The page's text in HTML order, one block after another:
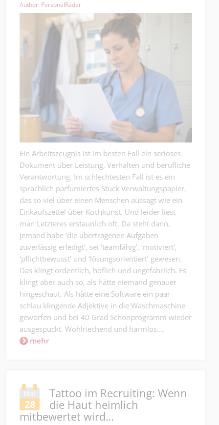
Author: PersonalRadar
Ein Arbeitszeugnis ist im besten Fall ein seriöses
Dokument über Leistung, Verhalten und berufliche
Verantwortung. Im schlechtesten Fall ist es ein
sprachlich parfümiertes Stück Verwaltungspapier,
das so viel über einen Menschen aussagt wie ein
Einkaufszettel über Kochkunst. Und leider liest
man Letzteres erstaunlich oft. Da steht dann,
jemand habe ‘die übertragenen Aufgaben
zuverlässig erledigt’, sei ‘teamfähig’, ‘motiviert’,
‘pflichtbewusst’ und ‘lösungsorientiert’ gewesen.
Das klingt ordentlich, höflich und ungefährlich. Es
klingt aber auch so, als hätte niemand genauer
hingeschaut. Als hätte eine Software ein paar
schlau klingende Adjektive in die Waschmaschine
geworfen und bei 40 Grad Schonprogramm wieder
ausgespuckt. Wohlriechend und harmlos....
mehr
Mai
28
Tattoo im Recruiting: Wenn
die Haut heimlich
mitbewertet wird…